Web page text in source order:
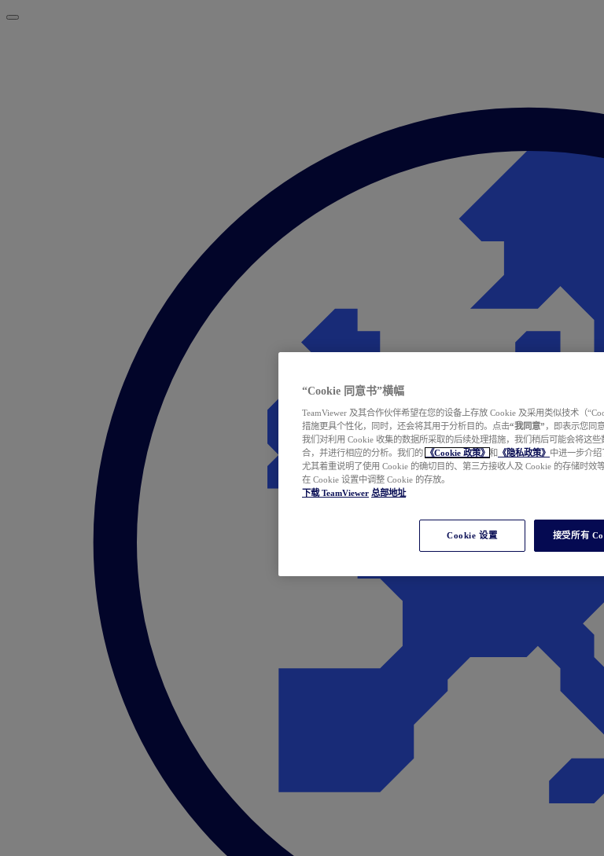
“Cookie 同意书”横幅
TeamViewer 及其合作伙伴希望在您的设备上存放 Cookie 及采用类似技术（
措施更具个性化，同时，还会将其用于分析目的。点击“我同意” ，即表示您同
我们对利用 Cookie 收集的数据所采取的后续处理措施，我们稍后可能会将这
合，并进行相应的分析。我们的
《Cookie 政策》 和 《隐私政策》 中进一步介绍
尤其着重说明了使用 Cookie 的确切目的、第三方接收人及 Cookie 的存储时效
在 Cookie 设置中调整 Cookie 的存放。
下载 TeamViewer 总部地址
Cookie 设置 接受所有